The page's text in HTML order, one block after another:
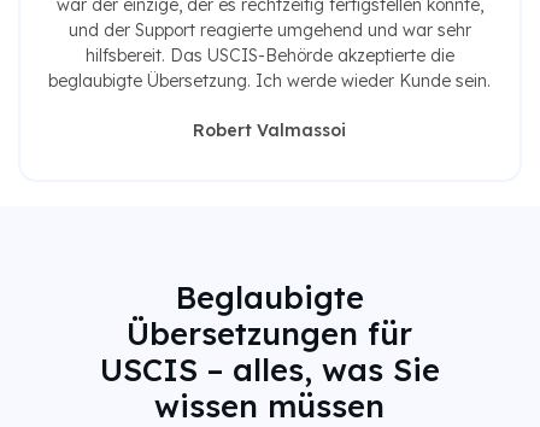
war der einzige, der es rechtzeitig fertigstellen konnte,
und der Support reagierte umgehend und war sehr
hilfsbereit. Das USCIS-Behörde akzeptierte die
beglaubigte Übersetzung. Ich werde wieder Kunde sein.
Robert Valmassoi
Beglaubigte
Übersetzungen für
USCIS – alles, was Sie
wissen müssen